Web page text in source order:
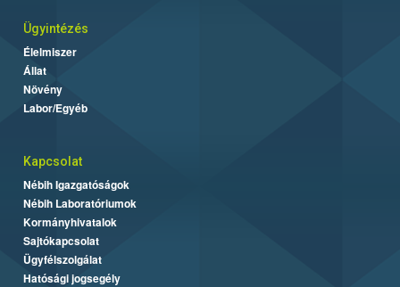
Ügyintézés
Élelmiszer
Állat
Növény
Labor/Egyéb
Kapcsolat
Nébih Igazgatóságok
Nébih Laboratóriumok
Kormányhivatalok
Sajtókapcsolat
Ügyfélszolgálat
Hatósági jogsegély